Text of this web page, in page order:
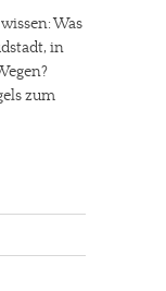
Was
in
zum